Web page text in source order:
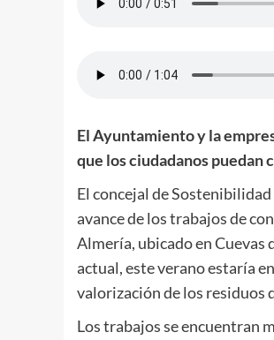
El Ayuntamiento y la
que los ciudadanos puedan
El concejal de
avance de los trabajos de
Almería, ubicado en Cuevas
actual, este verano estaría
valorización de los residuos
Los trabajos se encuentran